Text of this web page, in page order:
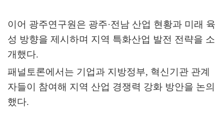
이어 광주연구원은 광주·전남 산업 현황과 미래 육
성 방향을 제시하며 지역 특화산업 발전 전략을 소
개했다.
패널토론에서는 기업과 지방정부, 혁신기관 관계
자들이 참여해 지역 산업 경쟁력 강화 방안을 논의
했다.